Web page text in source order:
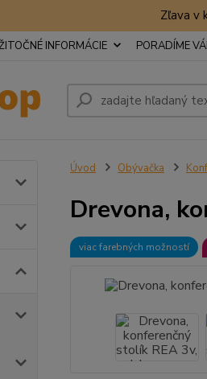
Zľava v
INFORMÁCIE PORADÍME
Úvod Obývačka
Drevona,
viac farebných možností